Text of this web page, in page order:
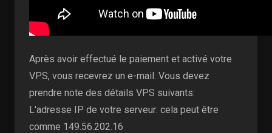
Après avoir effectué le paiement et activé votre
VPS, vous recevrez un e-mail. Vous devez
prendre note des détails VPS suivants:
L'adresse IP de votre serveur: cela peut être
comme 149.56.202.16